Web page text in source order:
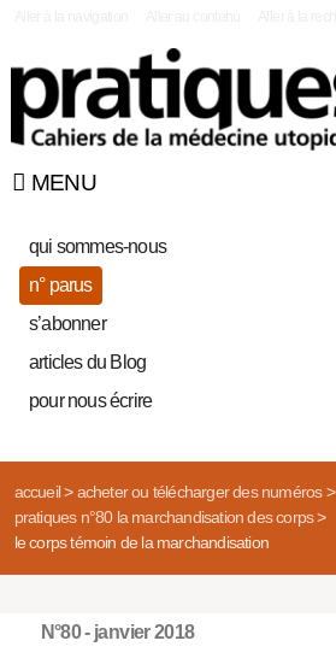
MENU
qui sommes-nous
n° parus
s’abonner
articles du Blog
pour nous écrire
accueil> acheter ou télécharger des numéros>
pratiques n°80 la marchandisation des corps>
le corps témoin de la marchandisation
N°80 - janvier 2018